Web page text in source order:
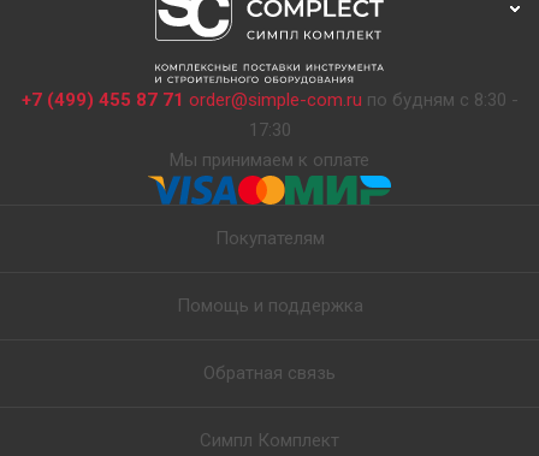
+7 (499) 455 87 71 order@simple-com.ru по будням с 8:30 -
17:30
Мы принимаем к оплате
Покупателям
Помощь и поддержка
Обратная связь
Симпл Комплект